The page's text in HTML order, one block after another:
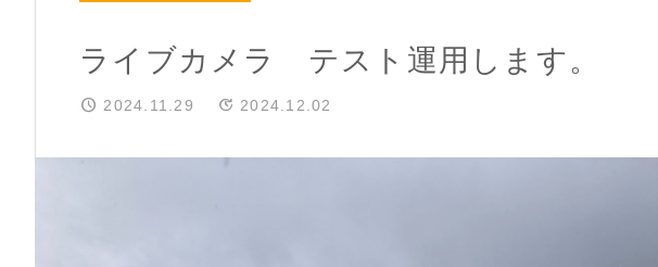
ライブカメラ テスト運用します。
2024.11.29 2024.12.02